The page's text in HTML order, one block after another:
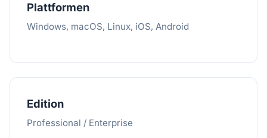
Plattformen
Windows, macOS, Linux, iOS, Android
Edition
Professional / Enterprise